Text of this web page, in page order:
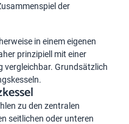
der
in einem eigenen
prinzipiell mit einer
vergleichbar. Grundsätzlich
zu den zentralen
seitlichen oder unteren